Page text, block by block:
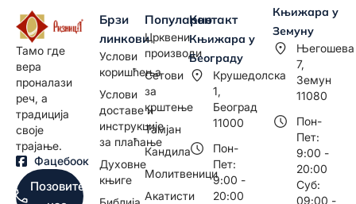
Тамо где
вера
проналази
реч, а
традиција
своје
трајање.
Фацебоок
Позовите
Брзи
линкови
Услови
коришћења
Услови
доставе и
инструкције
за плаћање
Духовне
књиге
Популарно
Црквени
производи
Сетови
за
крштење
Тамјан
Кандила
Молитвеници
Акатисти
Контакт
Књижара у
Београду
Крушедолска
1,
Београд
11000
Пон-
Пет:
9:00 -
20:00
Књижара у
Земуну
Његошева
7,
Земун
11080
Пон-
Пет:
9:00 -
20:00
Суб:
09:00 -